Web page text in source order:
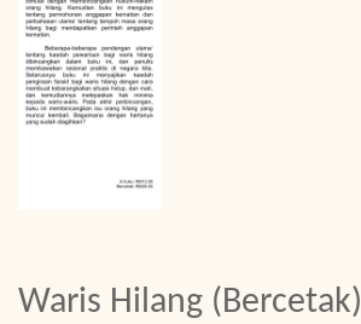
Waris Hilang (Bercetak)